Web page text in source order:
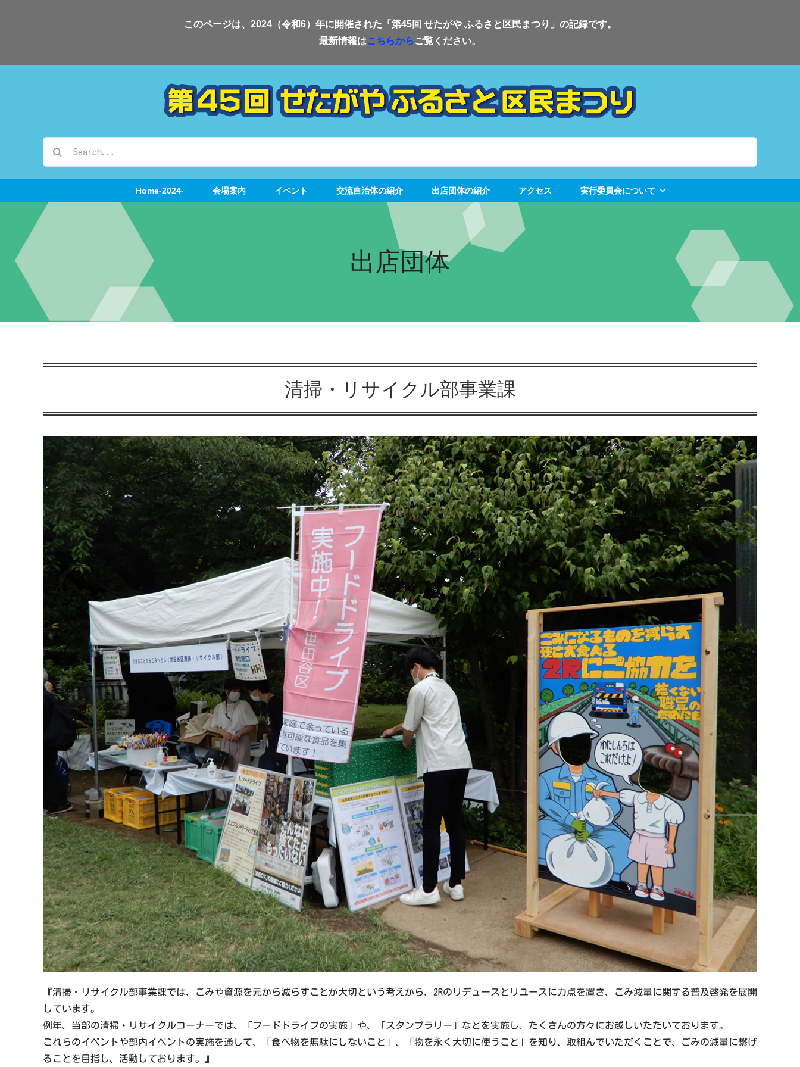
このページは、2024（令和6）年に開催された「第45回 せたがや ふるさと区民まつり」の記録です。
最新情報はこちらから ご覧ください。
…
Home-2024-
会場案内 イベント 交流自治体の紹介 出店団体の紹介 アクセス 実行委員会について
出店団体
清掃・リサイクル部事業課
『清掃・リサイクル部事業課では、ごみや資源を元から減らすことが大切という考えから、2Rのリデュースとリユースに力点を置き、ごみ減量に関する普及啓発を展開
しています。
例年、当部の清掃・リサイクルコーナーでは、「フードドライブの実施」や、「スタンプラリー」などを実施し、たくさんの方々にお越しいただいております。
これらのイベントや部内イベントの実施を通して、「食べ物を無駄にしないこと」、「物を永く大切に使うこと」を知り、取組んでいただくことで、ごみの減量に繋げ
ることを目指し、活動しております。』